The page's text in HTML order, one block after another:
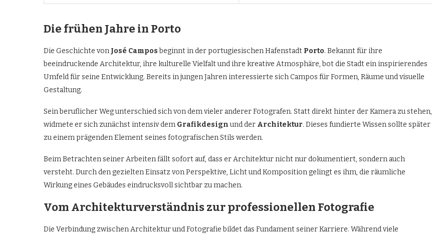
Die frühen Jahre in Porto
Die Geschichte von José Camposbeginnt in der portugiesischen Hafenstadt Porto. Bekannt für ihre
beeindruckende Architektur, ihre kulturelle Vielfalt und ihre kreative Atmosphäre, bot die Stadt ein inspirierendes
Umfeld für seine Entwicklung. Bereits in jungen Jahren interessierte sich Campos für Formen, Räume und visuelle
Gestaltung.
Sein beruflicher Weg unterschied sich von dem vieler anderer Fotografen. Statt direkt hinter der Kamera zu stehen,
widmete er sich zunächst intensiv dem Grafikdesignund der Architektur. Dieses fundierte Wissen sollte später
zu einem prägenden Element seines fotografischen Stils werden.
Beim Betrachten seiner Arbeiten fällt sofort auf, dass er Architektur nicht nur dokumentiert, sondern auch
versteht. Durch den gezielten Einsatz von Perspektive, Licht und Komposition gelingt es ihm, die räumliche
Wirkung eines Gebäudes eindrucksvoll sichtbar zu machen.
Vom Architekturverständnis zur professionellen Fotografie
Die Verbindung zwischen Architektur und Fotografie bildet das Fundament seiner Karriere. Während viele